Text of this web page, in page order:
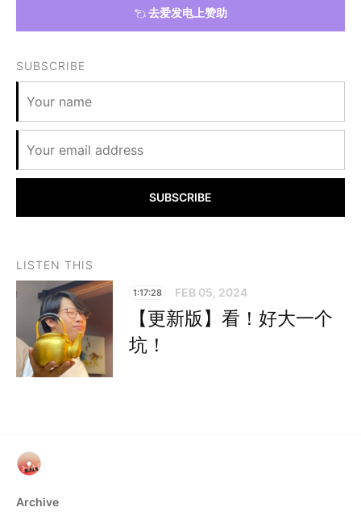
去爱发电上赞助
SUBSCRIBE
SUBSCRIBE
LISTEN THIS
1:17:28 FEB 05, 2024
【更新版】看！好大一个
坑！
Archive